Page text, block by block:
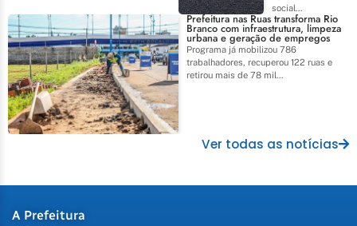
social...
Prefeitura nas Ruas transforma Rio
Branco com infraestrutura, limpeza
urbana e geração de empregos
Programa já mobilizou 786
trabalhadores, recuperou 122 ruas e
retirou mais de 78 mil...
Ver todas as notícias
A Prefeitura